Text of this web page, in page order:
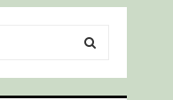
S